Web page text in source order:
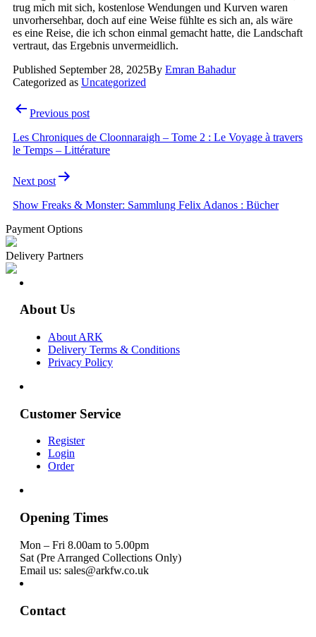
trug mich mit sich, kostenlose Wendungen und Kurven waren
unvorhersehbar, doch auf eine Weise fühlte es sich an, als wäre
es eine Reise, die ich schon einmal gemacht hatte, die Landschaft
vertraut, das Ergebnis unvermeidlich.
Published September 28, 2025By Emran Bahadur
Categorized as Uncategorized
Post
navigation
Previous post
Les Chroniques de Cloonnaraigh – Tome 2 : Le Voyage à travers
le Temps – Littérature
Next post
Show Freaks & Monster: Sammlung Felix Adanos : Bücher
Payment Options
Delivery Partners
About Us
About ARK
Delivery Terms & Conditions
Privacy Policy
Customer Service
Register
Login
Order
Opening Times
Mon – Fri 8.00am to 5.00pm
Sat (Pre Arranged Collections Only)
Email us: sales@arkfw.co.uk
Contact